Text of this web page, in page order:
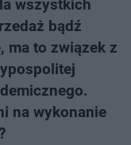
wszystkich
bądź
ma to związek z
na wykonanie